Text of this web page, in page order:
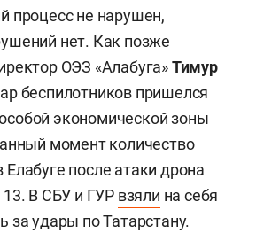
процесс не нарушен,
нет. Как позже
ОЭЗ «Алабуга»Тимур
беспилотников пришелся
экономической зоны
момент количество
после атаки дрона
13. В СБУ и ГУР взяли на себя
за удары по Татарстану.